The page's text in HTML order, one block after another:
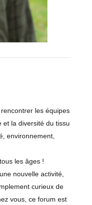
les équipes
et la diversité du tissu
environnement,
les âges !
nouvelle activité,
curieux de
vous, ce forum est